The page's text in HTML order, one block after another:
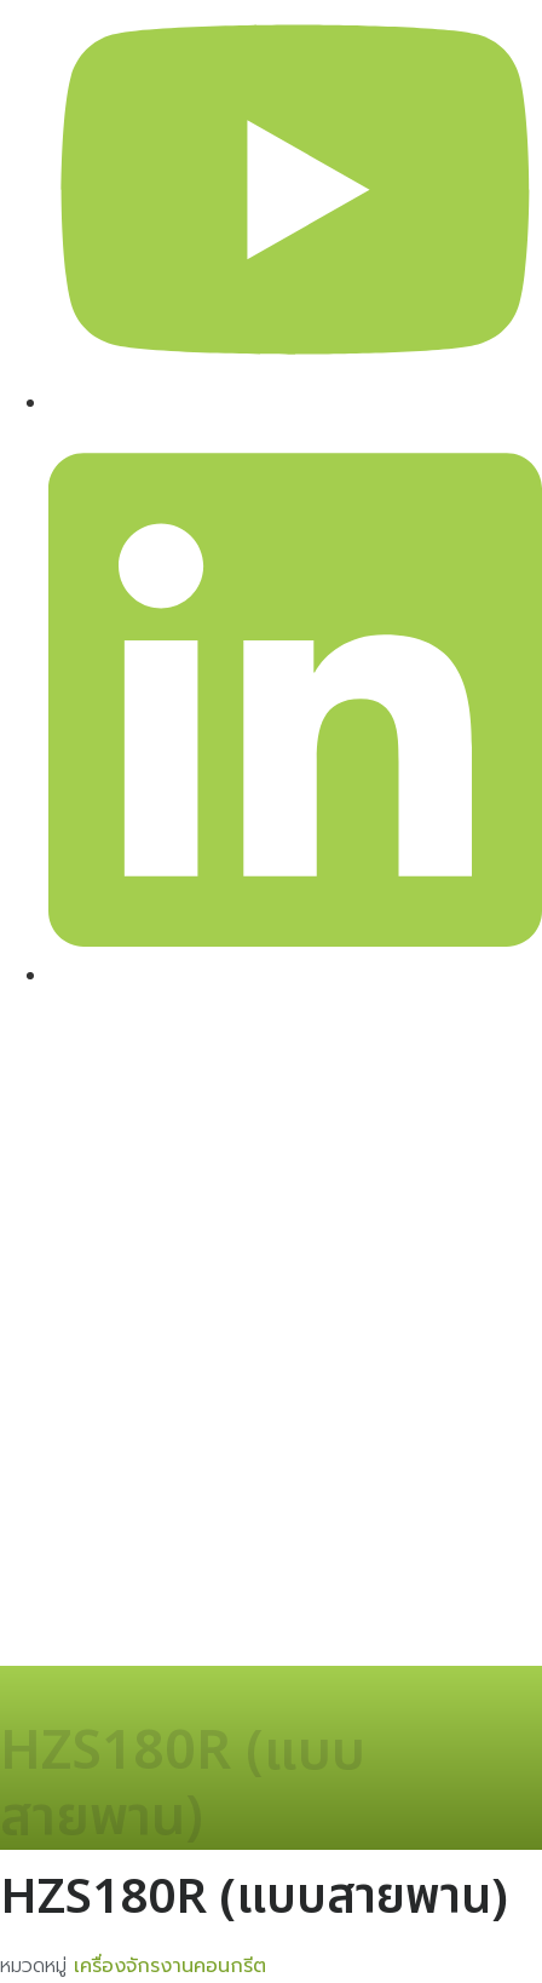
HZS180R (แบบ
สายพาน)
HZS180R (แบบสายพาน)
หมวดหมู่ เครื่องจักรงานคอนกรีต